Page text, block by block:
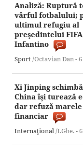
Analiză: Ruptură
vârful fotbalului;
ultimul refugiu al
preşedintelui
Infantino
Sport/Octavian Dan -
Xi Jinping
China îşi turează
dar refuză marele
financiar
Internaţional/I.Ghe. -